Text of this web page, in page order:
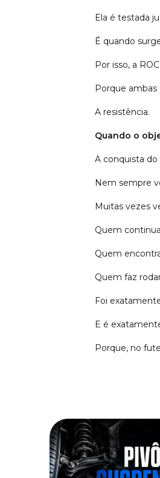
Ela é testada
É quando
Por isso, a
Porque
A resistência.
Quando o
A conquista
Nem sempre
Muitas vezes
Quem
Quem
Quem faz
Foi
E é
Porque, no